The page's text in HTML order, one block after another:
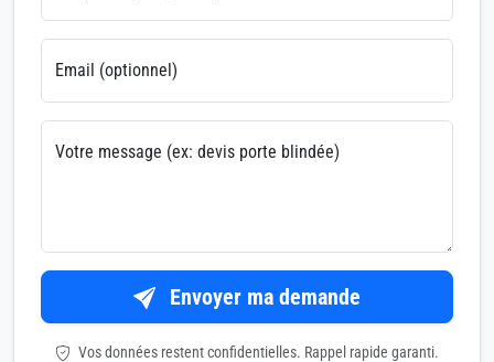
Email (optionnel)
Votre message (ex: devis porte blindée)
Envoyer ma demande
Vos données restent confidentielles. Rappel rapide garanti.